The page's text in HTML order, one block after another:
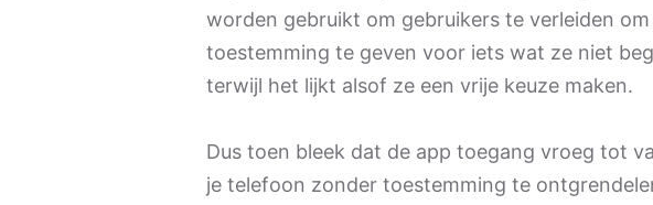
worden gebruikt om gebruikers te verleiden
toestemming te geven voor iets wat ze niet
terwijl het lijkt alsof ze een vrije keuze maken.
Dus toen bleek dat de app toegang vroeg tot
je telefoon zonder toestemming te